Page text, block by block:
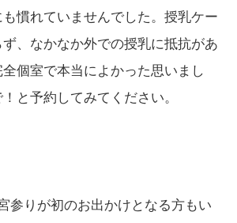
慣れていませんでした。授乳ケー
、なかなか外での授乳に抵抗があ
個室で本当によかった思いまし
と予約してみてください。
参りが初のお出かけとなる方もい